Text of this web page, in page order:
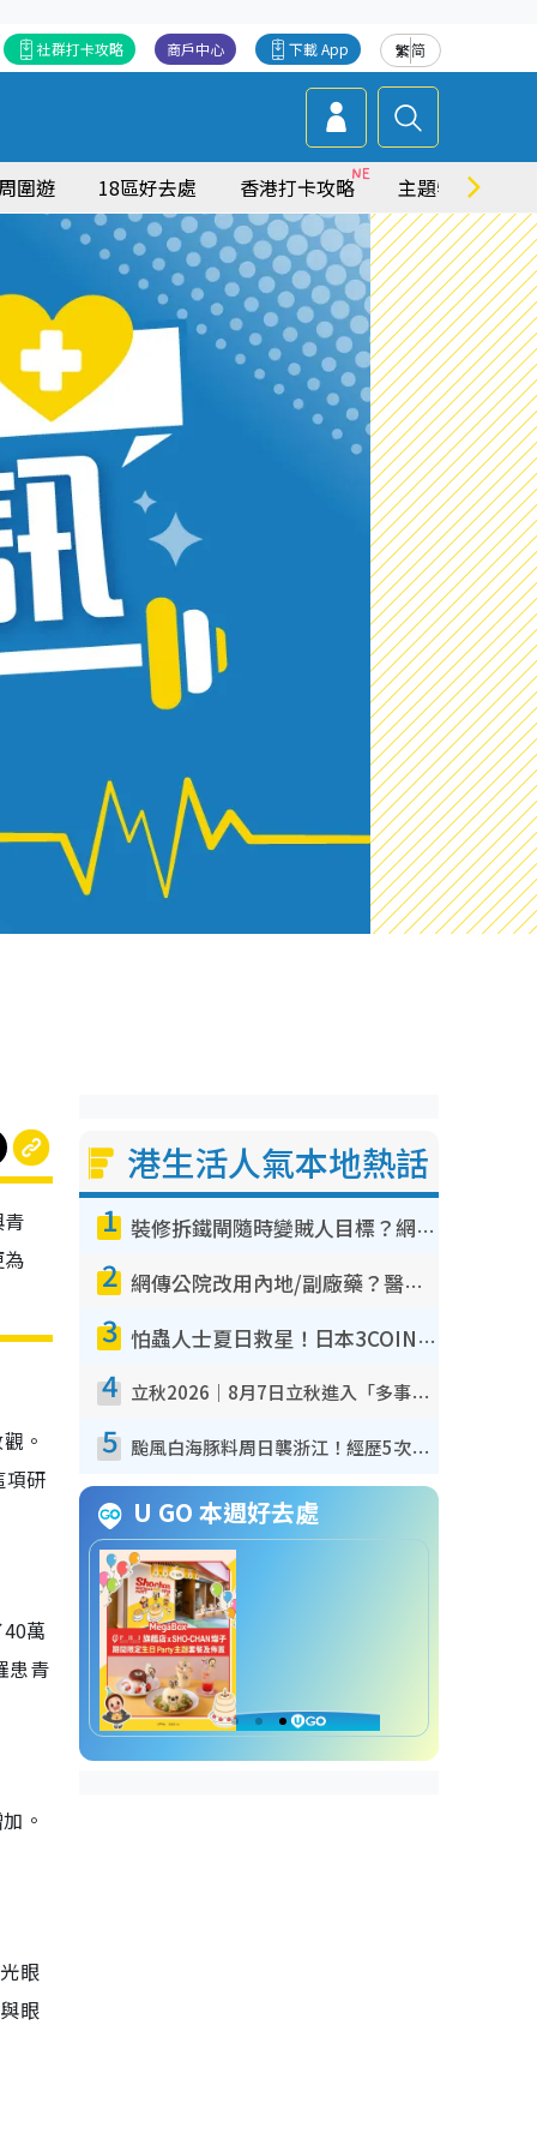
繁简
下載 App
商戶中心
社群打卡攻略
圍遊 18區好去處 香港打卡攻略 主題特集
。
項研
萬
患青
。
眼
眼
港生活人氣本地熱話
1 裝修拆鐵閘隨時變賊人目標？網民揭2大關鍵用途：裝新式等於白裝？附新舊鐵閘分別
2 網傳公院改用內地/副廠藥？醫生拆解正副廠分別 揭4類人換藥隨時出事
3 怕蟲人士夏日救星！日本3COINS爆紅驅蟲神器$45起 1招「全程免觸碰」輕鬆搞定小強
4 立秋2026｜8月7日立秋進入「多事之秋」 3件事唔做得！專家教6招開運 清枱頭／銀包納氣接好運
5 颱風白海豚料周日襲浙江！經歷5次「眼牆置換」極罕見 成登陸內地最長途颱風
U GO 本週好去處